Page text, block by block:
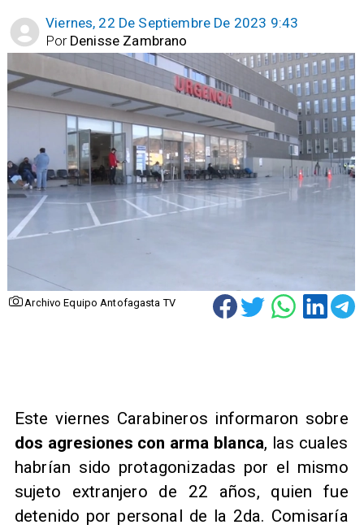
Viernes, 22 De Septiembre De 2023 9:43
Denisse Zambrano
Por
Archivo Equipo Antofagasta TV
Este viernes Carabineros informaron sobre
dos agresiones con arma blanca, las cuales
habrían sido protagonizadas por el mismo
sujeto extranjero de 22 años, quien fue
detenido por personal de la 2da. Comisaría